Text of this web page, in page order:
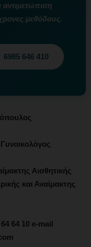
αντιμετώπιση
μεθόδους.
6985 646 410
Αισθητικής
και Αναίμακτης
64 10 e-mail